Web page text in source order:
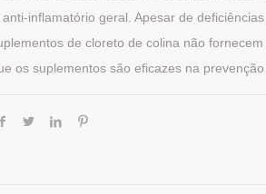
inflamatório geral. Apesar de
de cloreto de colina não
os suplementos são eficazes na